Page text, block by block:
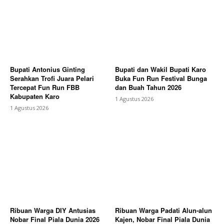
Bupati Antonius Ginting
Serahkan Trofi Juara Pelari
Tercepat Fun Run FBB
Kabupaten Karo
1 Agustus 2026
Bupati dan Wakil Bupati Karo
Buka Fun Run Festival Bunga
dan Buah Tahun 2026
1 Agustus 2026
Ribuan Warga DIY Antusias
Nobar Final Piala Dunia 2026
Ribuan Warga Padati Alun-alun
Kajen, Nobar Final Piala Dunia